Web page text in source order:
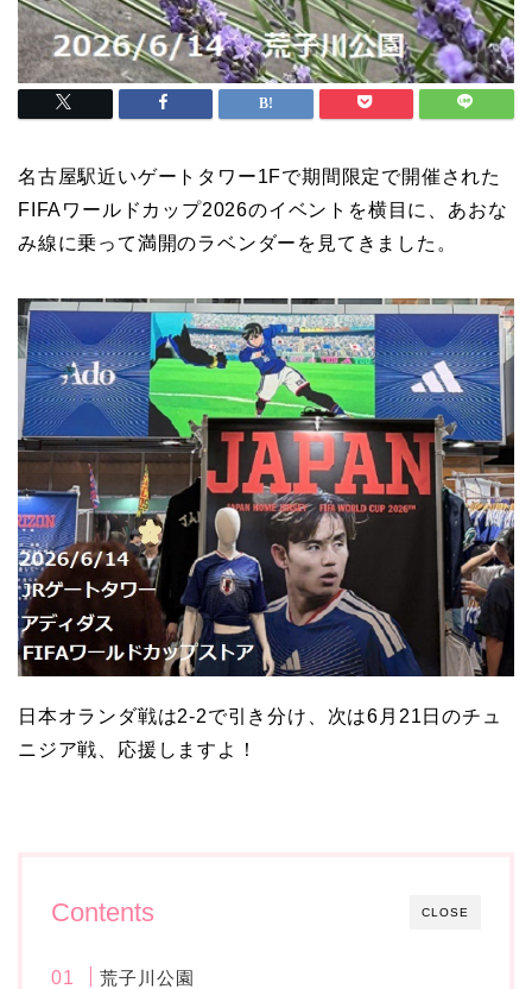
名古屋駅近いゲートタワー1Fで期間限定で開催された
FIFAワールドカップ2026のイベントを横目に、あおな
み線に乗って満開のラベンダーを見てきました。
日本オランダ戦は2-2で引き分け、次は6月21日のチュ
ニジア戦、応援しますよ！
CLOSE
Contents
荒子川公園